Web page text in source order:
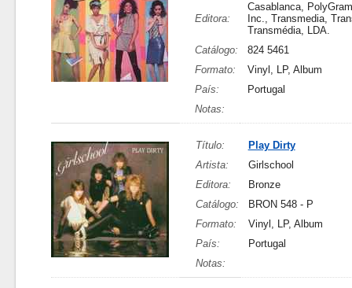
Editora:
Casablanca,
Inc., Transmedia,
Transmédia, LDA.
Catálogo:
824 5461
Formato:
Vinyl, LP, Album
País:
Portugal
Notas:
Título:
Play Dirty
Artista:
Girlschool
Editora:
Bronze
Catálogo:
BRON 548 - P
Formato:
Vinyl, LP, Album
País:
Portugal
Notas: